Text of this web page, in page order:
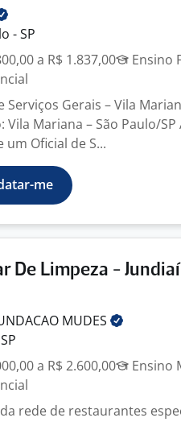
- SP
a R$ 1.837,00
Ensino
Serviços Gerais – Vila
Vila Mariana – São Paulo/
um Oficial de S...
me
De Limpeza - Jundiaí
MUDES
a R$ 2.600,00
Ensino
rede de restaurantes